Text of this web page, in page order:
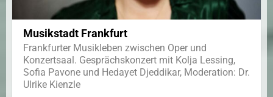
Musikstadt Frankfurt
Frankfurter Musikleben zwischen Oper und
Konzertsaal. Gesprächskonzert mit Kolja Lessing,
Sofia Pavone und Hedayet Djeddikar, Moderation: Dr.
Ulrike Kienzle